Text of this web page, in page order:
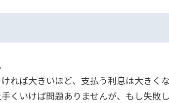
ば大きいほど、支払う利息は大きくな
くいけば問題ありませんが、もし失敗